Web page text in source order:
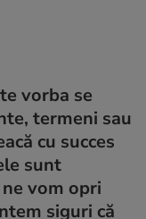
vorba se
termeni sau
cu succes
sunt
vom opri
siguri că